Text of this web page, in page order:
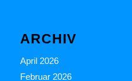
ARCHIV
April 2026
Februar 2026